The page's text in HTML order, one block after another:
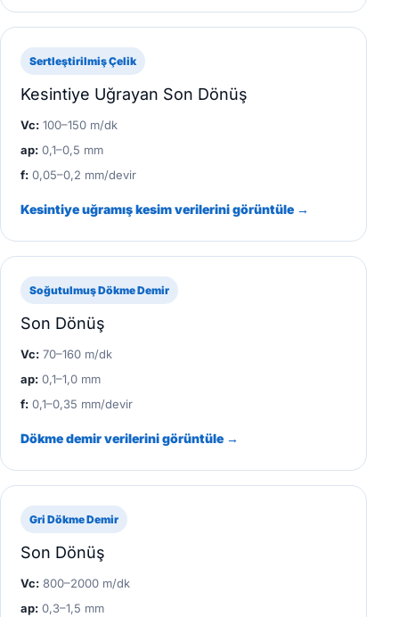
Sertleştirilmiş Çelik
Kesintiye Uğrayan Son Dönüş
Vc: 100–150 m/dk
ap: 0,1–0,5 mm
f: 0,05–0,2 mm/devir
Kesintiye uğramış kesim verilerini görüntüle →
Soğutulmuş Dökme Demir
Son Dönüş
Vc: 70–160 m/dk
ap: 0,1–1,0 mm
f: 0,1–0,35 mm/devir
Dökme demir verilerini görüntüle →
Gri Dökme Demir
Son Dönüş
Vc: 800–2000 m/dk
ap: 0,3–1,5 mm